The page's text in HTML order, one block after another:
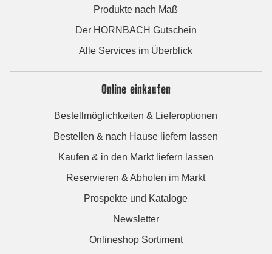
Produkte nach Maß
Der HORNBACH Gutschein
Alle Services im Überblick
Online einkaufen
Bestellmöglichkeiten & Lieferoptionen
Bestellen & nach Hause liefern lassen
Kaufen & in den Markt liefern lassen
Reservieren & Abholen im Markt
Prospekte und Kataloge
Newsletter
Onlineshop Sortiment